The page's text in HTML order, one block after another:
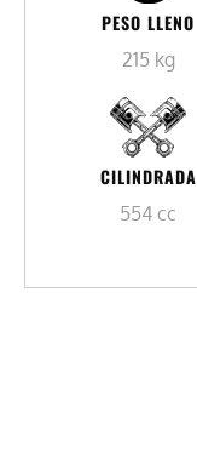
PESO LLENO
215 kg
CILINDRADA
554 cc